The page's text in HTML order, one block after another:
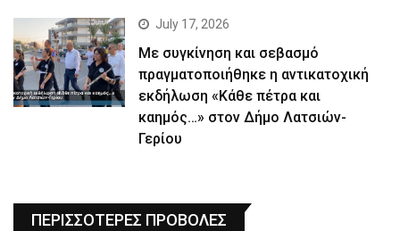
July 17, 2026
Με συγκίνηση και σεβασμό
πραγματοποιήθηκε η αντικατοχική
εκδήλωση «Κάθε πέτρα και
καημός…» στον Δήμο Λατσιών-
Γερίου
ΠΕΡΙΣΣΟΤΕΡΕΣ ΠΡΟΒΟΛΕΣ